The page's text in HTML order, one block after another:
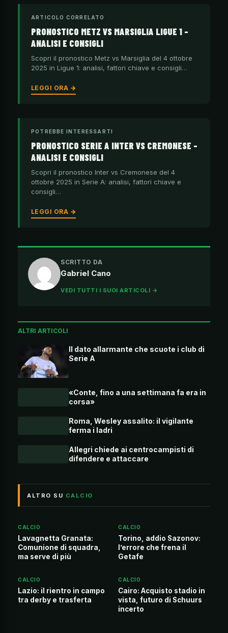
ARTICOLO CORRELATO
PRONOSTICO METZ VS MARSIGLIA LIGUE 1 –
ANALISI E CONSIGLI
Scopri il pronostico Metz vs Marsiglia del 4 ottobre
2025 in Ligue 1: analisi, fattori chiave e consigli…
LEGGI ORA →
POTREBBE INTERESSARTI
PRONOSTICO SERIE A INTER VS CREMONESE –
ANALISI E CONSIGLI
Scopri il pronostico Inter vs Cremonese del 4
ottobre 2025 in Serie A: analisi, fattori chiave e
consigli…
LEGGI ORA →
SCRITTO DA
Gabriel Cano
VEDI TUTTI I SUOI ARTICOLI →
ALTRI ARTICOLI
Il dato allarmante che scuote i club di
Serie A
«Conte, fino a una settimana fa era in
corsa»
Roma, Wesley assalito: il vigilante
ferma i ladri
Allegri chiede ai centrocampisti di
difendere e attaccare
ALTRO SU CALCIO
CALCIO
Lavagnetta Granata:
Comunione di squadra,
ma serve di più
CALCIO
Torino, addio Sazonov:
l’errore che frena il
Getafe
CALCIO
Lazio: il rientro in campo
tra derby e trasferta
CALCIO
Cairo: Acquisto stadio in
vista, futuro di Schuurs
incerto